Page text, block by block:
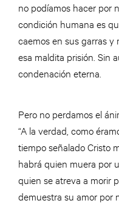
no podíamos hacer por
condición humana es
caemos en sus garras y
esa maldita prisión. Sin
condenación eterna.
Pero no perdamos el
“A la verdad, como
tiempo señalado Cristo
habrá quien muera por
quien se atreva a morir
demuestra su amor por